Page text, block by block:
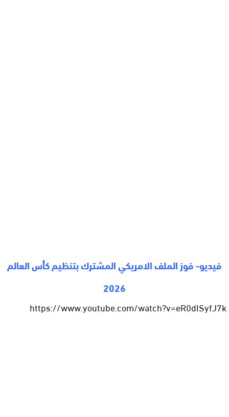
فيديو- فوز الملف الامريكي المشترك بتنظيم كأس العالم
2026
https://www.youtube.com/watch?v=eR0dISyfJ7k